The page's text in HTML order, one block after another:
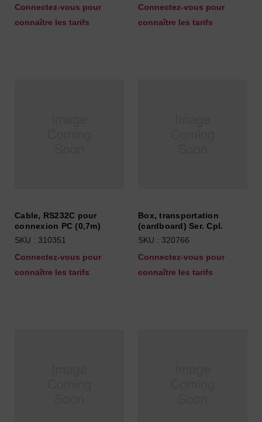
Connectez-vous pour
connaître les tarifs
Connectez-vous pour
connaître les tarifs
Cable, RS232C pour
connexion PC (0,7m)
SKU : 310351
Connectez-vous pour
connaître les tarifs
Box, transportation
(cardboard) Ser. Cpl.
SKU : 320766
Connectez-vous pour
connaître les tarifs